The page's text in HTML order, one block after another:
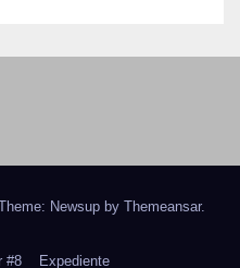
Newsup by Themeansar.
#8 Expediente